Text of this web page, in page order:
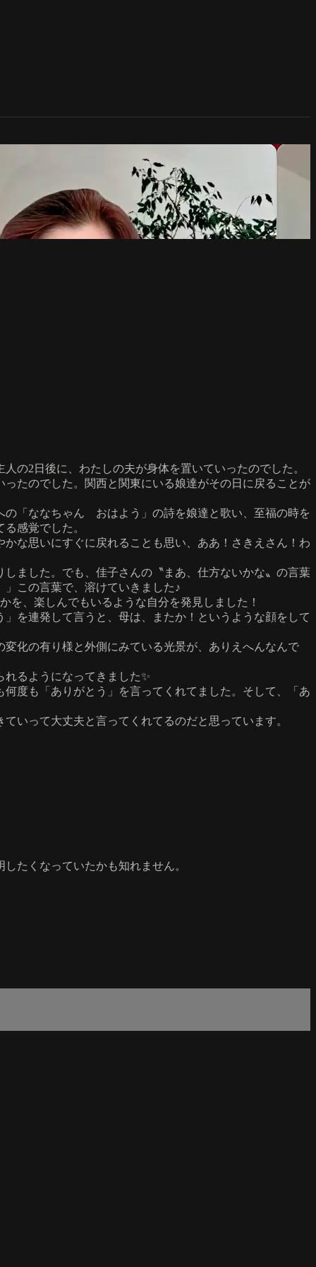
の2日後に、わたしの夫が身体を置いていったのでした。
たのでした。関西と関東にいる娘達がその日に戻ることが
の「ななちゃん おはよう」の詩を娘達と歌い、至福の時を
感覚でした。
な思いにすぐに戻れることも思い、ああ！さきえさん！わ
ました。でも、佳子さんの〝まあ、仕方ないかな〟の言葉
この言葉で、溶けていきました♪
を、楽しんでもいるような自分を発見しました！
を連発して言うと、母は、またか！というような顔をして
化の有り様と外側にみている光景が、ありえへんなんで
るようになってきました✨
度も「ありがとう」を言ってくれてました。そして、「あ
いって大丈夫と言ってくれてるのだと思っています。
たくなっていたかも知れません。